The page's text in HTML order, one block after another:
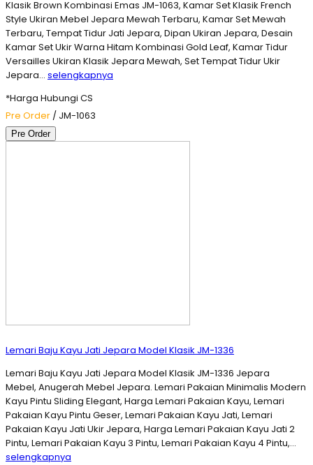
Klasik Brown Kombinasi Emas JM-1063, Kamar Set Klasik French
Style Ukiran Mebel Jepara Mewah Terbaru, Kamar Set Mewah
Terbaru, Tempat Tidur Jati Jepara, Dipan Ukiran Jepara, Desain
Kamar Set Ukir Warna Hitam Kombinasi Gold Leaf, Kamar Tidur
Versailles Ukiran Klasik Jepara Mewah, Set Tempat Tidur Ukir
Jepara… selengkapnya
*Harga Hubungi CS
Pre Order / JM-1063
Pre Order
Lemari Baju Kayu Jati Jepara Model Klasik JM-1336
Lemari Baju Kayu Jati Jepara Model Klasik JM-1336 Jepara
Mebel, Anugerah Mebel Jepara. Lemari Pakaian Minimalis Modern
Kayu Pintu Sliding Elegant, Harga Lemari Pakaian Kayu, Lemari
Pakaian Kayu Pintu Geser, Lemari Pakaian Kayu Jati, Lemari
Pakaian Kayu Jati Ukir Jepara, Harga Lemari Pakaian Kayu Jati 2
Pintu, Lemari Pakaian Kayu 3 Pintu, Lemari Pakaian Kayu 4 Pintu,…
selengkapnya